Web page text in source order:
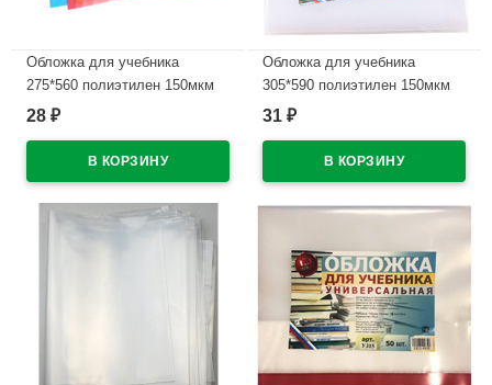
Обложка для учебника
275*560 полиэтилен 150мкм
универсальная М арт У 275
28 ₽
Обложка для учебника
305*590 полиэтилен 150мкм
универсальная М арт У 305
31 ₽